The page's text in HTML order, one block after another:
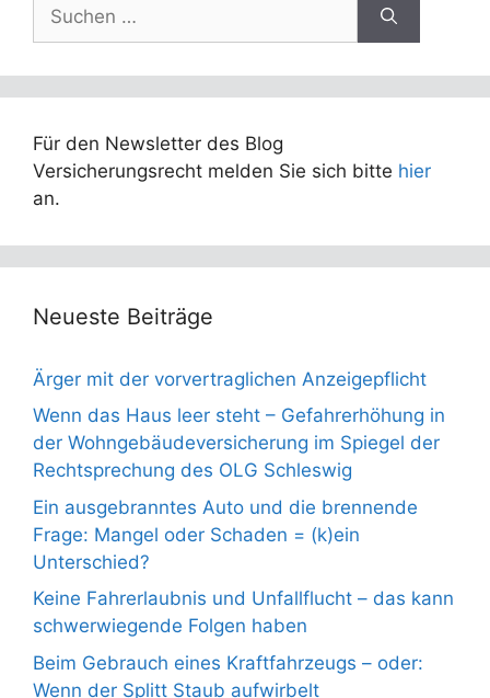
nach:
Für den Newsletter des Blog
Versicherungsrecht melden Sie sich bitte hier
an.
Neueste Beiträge
Ärger mit der vorvertraglichen Anzeigepflicht
Wenn das Haus leer steht – Gefahrerhöhung in
der Wohngebäudeversicherung im Spiegel der
Rechtsprechung des OLG Schleswig
Ein ausgebranntes Auto und die brennende
Frage: Mangel oder Schaden = (k)ein
Unterschied?
Keine Fahrerlaubnis und Unfallflucht – das kann
schwerwiegende Folgen haben
Beim Gebrauch eines Kraftfahrzeugs – oder:
Wenn der Splitt Staub aufwirbelt